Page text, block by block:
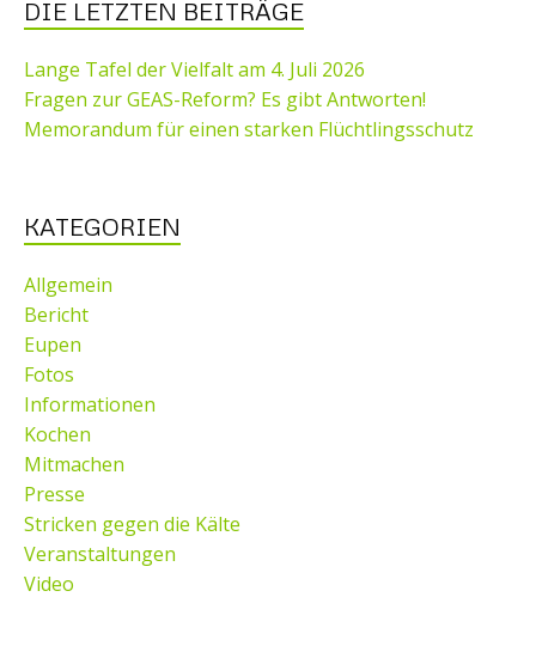
DIE LETZTEN BEITRÄGE
Lange Tafel der Vielfalt am 4. Juli 2026
Fragen zur GEAS-Reform? Es gibt Antworten!
Memorandum für einen starken Flüchtlingsschutz
KATEGORIEN
Allgemein
Bericht
Eupen
Fotos
Informationen
Kochen
Mitmachen
Presse
Stricken gegen die Kälte
Veranstaltungen
Video